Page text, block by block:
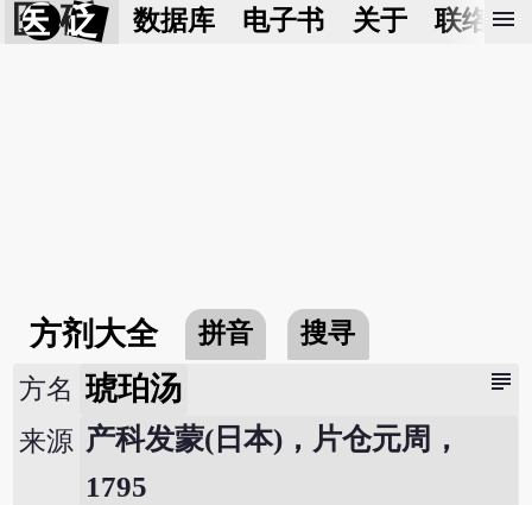
医 砭 数据库 电子书 关于 联络我
menu
方剂大全 拼音 搜寻
subject
方名 琥珀汤
来源 产科发蒙(日本)，片仓元周，
1795